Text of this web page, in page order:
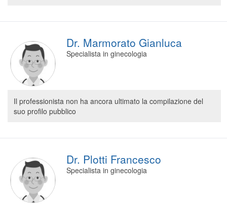
Dr. Marmorato Gianluca
Specialista in ginecologia
Il professionista non ha ancora ultimato la compilazione del
suo profilo pubblico
Dr. Plotti Francesco
Specialista in ginecologia